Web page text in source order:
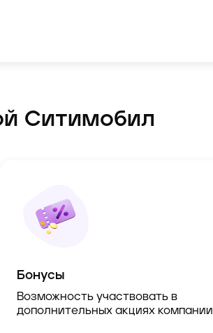
Ситимобил
Бонусы
Возможность участвовать в
дополнительных акциях компании